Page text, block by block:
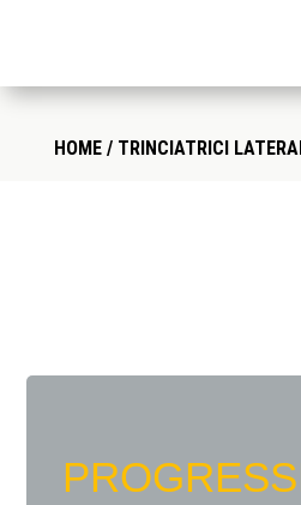
HOME/ TRINCIATRICI